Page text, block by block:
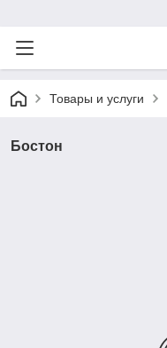
Товары и услуги
Бостон